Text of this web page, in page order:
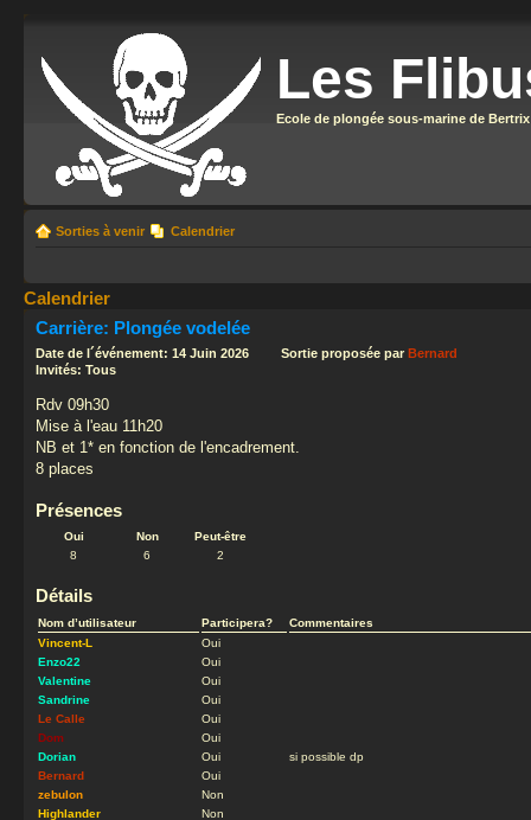
Les
Ecole de plongée sous-marine de Bertrix
Sorties à venir Calendrier
Calendrier
Carrière: Plongée vodelée
Date de l´événement: 14 Juin 2026 Sortie proposée par Bernard
Invités: Tous
Rdv 09h30
Mise à l'eau 11h20
NB et 1* en fonction de l'encadrement.
8 places
Présences
Oui Non
Peut-être
8
6 2
Détails
Nom d’utilisateur Participera?
Commentaires
Vincent-L
Oui
Enzo22
Oui
Valentine
Oui
Sandrine
Oui
Le Calle
Oui
Dom
Oui
Dorian
Oui
si possible dp
Bernard
Oui
zebulon
Non
Highlander
Non